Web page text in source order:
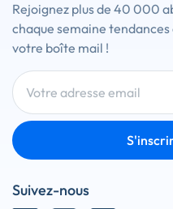
Rejoignez plus de 40 000
chaque semaine
votre boîte mail !
Suivez-nous